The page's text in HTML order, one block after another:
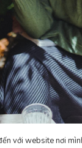
với website nơi